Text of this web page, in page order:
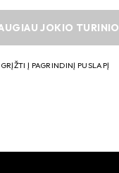
JOKIO TURINIO
GRĮŽTI Į PAGRINDINĮ PUSLAPĮ